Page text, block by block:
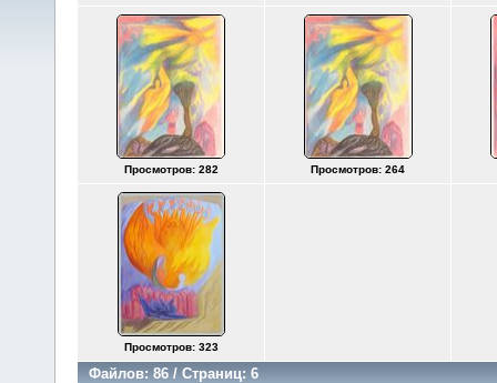
Просмотров: 282 Просмотров: 264
Просмотров: 323
Файлов: 86 / Страниц: 6